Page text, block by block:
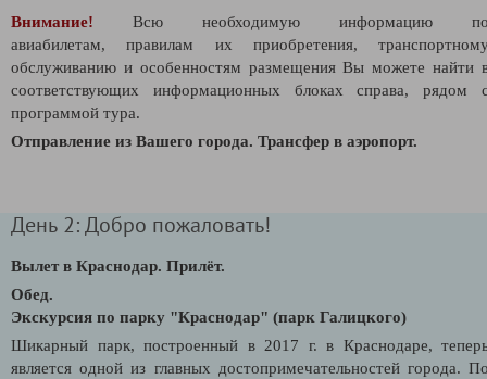
Внимание!
Всю необходимую информацию
авиабилетам,правилам их приобретения,
обслуживанию и особенностям размещения Вы можете найти
соответствующих информационных блоках справа, рядом
программой тура.
Отправление из Вашего города. Трансфер в аэропорт.
День 2: Добро пожаловать!
Вылет в Краснодар. Прилёт.
Обед.
Экскурсия по парку "Краснодар" (парк Галицкого)
Шикарный парк, построенный в 2017 г. в Краснодаре,
является одной из главных достопримечательностей города.